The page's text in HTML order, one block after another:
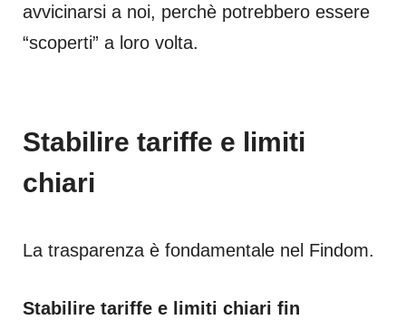
avvicinarsi a noi, perchè potrebbero essere
“scoperti” a loro volta.
Stabilire tariffe e limiti
chiari
La trasparenza è fondamentale nel Findom.
Stabilire tariffe e limiti chiari fin